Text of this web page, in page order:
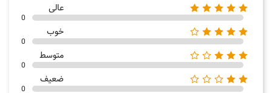
عالی
0
خوب
0
متوسط
0
ضعیف
0